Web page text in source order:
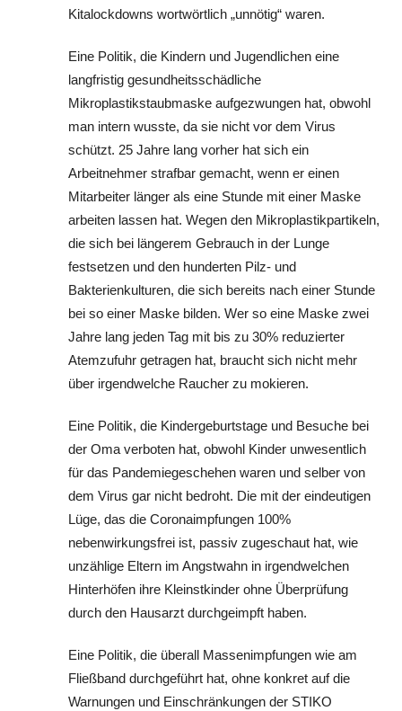
Kitalockdowns wortwörtlich „unnötig“ waren.
Eine Politik, die Kindern und Jugendlichen eine
langfristig gesundheitsschädliche
Mikroplastikstaubmaske aufgezwungen hat, obwohl
man intern wusste, da sie nicht vor dem Virus
schützt. 25 Jahre lang vorher hat sich ein
Arbeitnehmer strafbar gemacht, wenn er einen
Mitarbeiter länger als eine Stunde mit einer Maske
arbeiten lassen hat. Wegen den Mikroplastikpartikeln,
die sich bei längerem Gebrauch in der Lunge
festsetzen und den hunderten Pilz- und
Bakterienkulturen, die sich bereits nach einer Stunde
bei so einer Maske bilden. Wer so eine Maske zwei
Jahre lang jeden Tag mit bis zu 30% reduzierter
Atemzufuhr getragen hat, braucht sich nicht mehr
über irgendwelche Raucher zu mokieren.
Eine Politik, die Kindergeburtstage und Besuche bei
der Oma verboten hat, obwohl Kinder unwesentlich
für das Pandemiegeschehen waren und selber von
dem Virus gar nicht bedroht. Die mit der eindeutigen
Lüge, das die Coronaimpfungen 100%
nebenwirkungsfrei ist, passiv zugeschaut hat, wie
unzählige Eltern im Angstwahn in irgendwelchen
Hinterhöfen ihre Kleinstkinder ohne Überprüfung
durch den Hausarzt durchgeimpft haben.
Eine Politik, die überall Massenimpfungen wie am
Fließband durchgeführt hat, ohne konkret auf die
Warnungen und Einschränkungen der STIKO